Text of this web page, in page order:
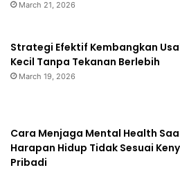
March 21, 2026
Strategi Efektif Kembangkan
Kecil Tanpa Tekanan Berlebih
March 19, 2026
Cara Menjaga Mental Health
Harapan Hidup Tidak Sesuai
Pribadi